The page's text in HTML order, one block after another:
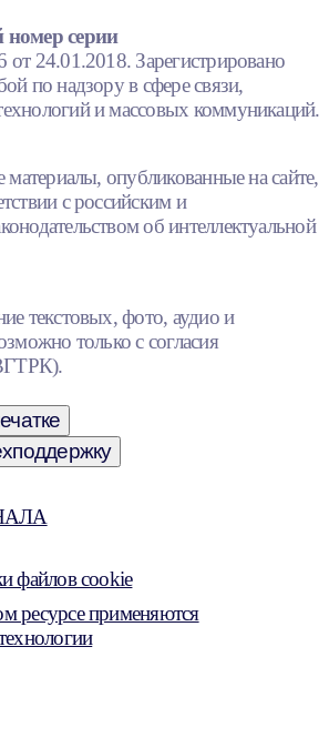
серии
24.01.2018. Зарегистрировано
по надзору в сфере связи,
и массовых коммуникаций.
опубликованные на сайте,
с российским и
об интеллектуальной
текстовых, фото, аудио и
только с согласия
файлов cookie
ресурсе применяются